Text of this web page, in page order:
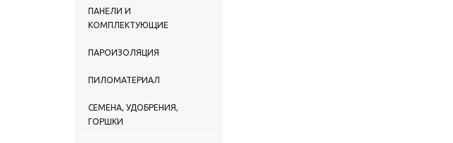
ПАНЕЛИ И
КОМПЛЕКТУЮЩИЕ
ПАРОИЗОЛЯЦИЯ
ПИЛОМАТЕРИАЛ
СЕМЕНА, УДОБРЕНИЯ,
ГОРШКИ